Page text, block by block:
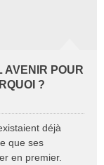
AVENIR POUR
?
déjà
que ses
en premier.